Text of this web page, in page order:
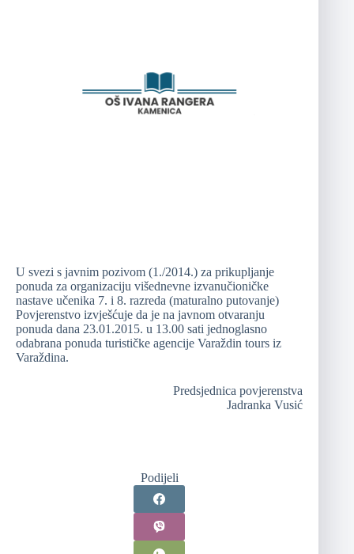
U svezi s javnim pozivom (1./2014.) za prikupljanje
ponuda za organizaciju višednevne izvanučioničke
nastave učenika 7. i 8. razreda (maturalno putovanje)
Povjerenstvo izvješćuje da je na javnom otvaranju
ponuda dana 23.01.2015. u 13.00 sati jednoglasno
odabrana ponuda turističke agencije Varaždin tours iz
Varaždina.
Predsjednica povjerenstva
Jadranka Vusić
Podijeli